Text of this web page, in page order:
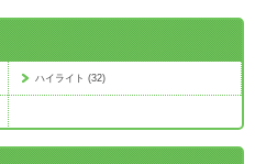
ハイライト (32)